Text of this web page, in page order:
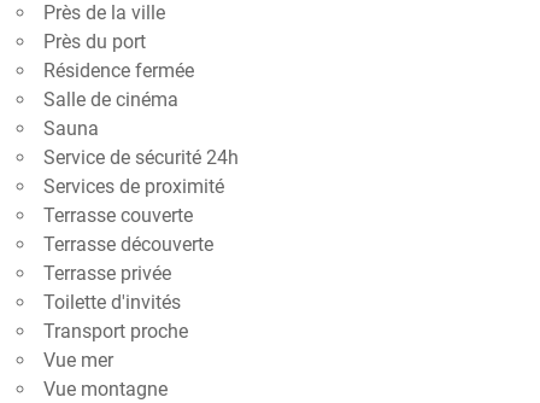
Près de la ville
Près du port
Résidence fermée
Salle de cinéma
Sauna
Service de sécurité 24h
Services de proximité
Terrasse couverte
Terrasse découverte
Terrasse privée
Toilette d'invités
Transport proche
Vue mer
Vue montagne